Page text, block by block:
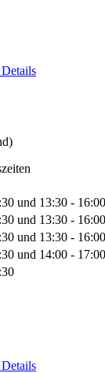
Details
und 13:30 - 16:00
und 13:30 - 16:00
und 13:30 - 16:00
und 14:00 - 17:00
Details